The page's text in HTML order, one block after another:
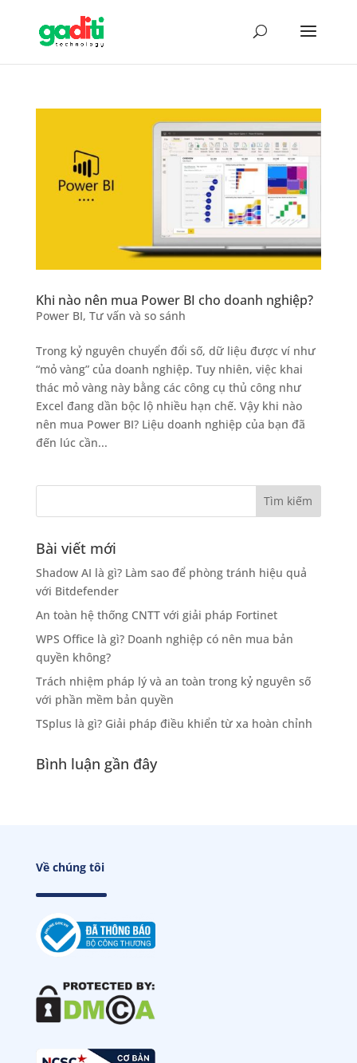
Khi nào nên mua Power BI cho doanh nghiệp?
Power BI, Tư vấn và so sánh
Trong kỷ nguyên chuyển đổi số, dữ liệu được ví như
“mỏ vàng” của doanh nghiệp. Tuy nhiên, việc khai
thác mỏ vàng này bằng các công cụ thủ công như
Excel đang dần bộc lộ nhiều hạn chế. Vậy khi nào
nên mua Power BI? Liệu doanh nghiệp của bạn đã
đến lúc cần...
Bài viết mới
Shadow AI là gì? Làm sao để phòng tránh hiệu quả
với Bitdefender
An toàn hệ thống CNTT với giải pháp Fortinet
WPS Office là gì? Doanh nghiệp có nên mua bản
quyền không?
Trách nhiệm pháp lý và an toàn trong kỷ nguyên số
với phần mềm bản quyền
TSplus là gì? Giải pháp điều khiển từ xa hoàn chỉnh
Bình luận gần đây
Về chúng tôi